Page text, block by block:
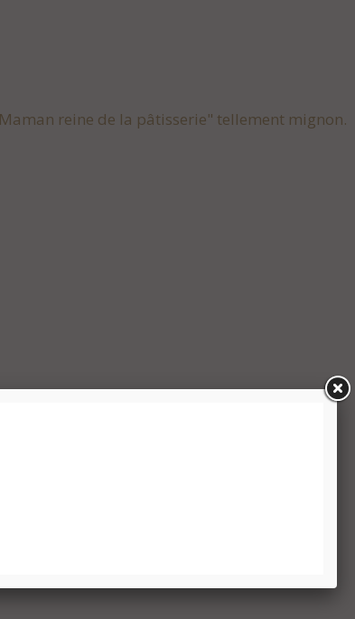
reine de la pâtisserie" tellement mignon.
en Famille" tellement mignon.